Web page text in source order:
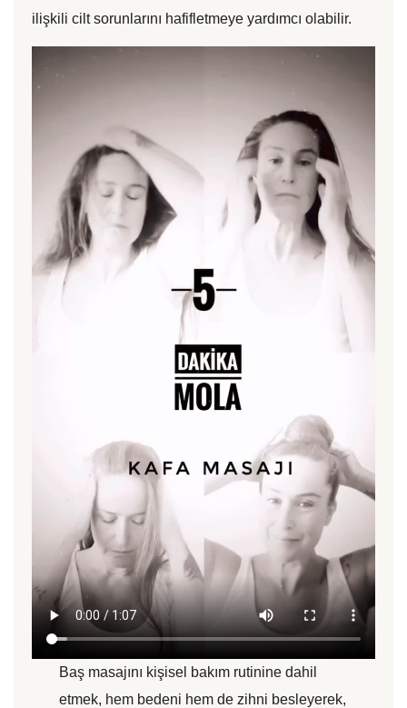
ilişkili cilt sorunlarını hafifletmeye yardımcı olabilir.
Baş masajını kişisel bakım rutinine dahil
etmek, hem bedeni hem de zihni besleyerek,